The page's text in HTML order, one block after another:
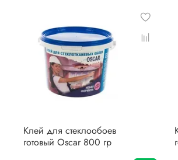
Клей для стеклообоев
готовый Oscar 800 гр